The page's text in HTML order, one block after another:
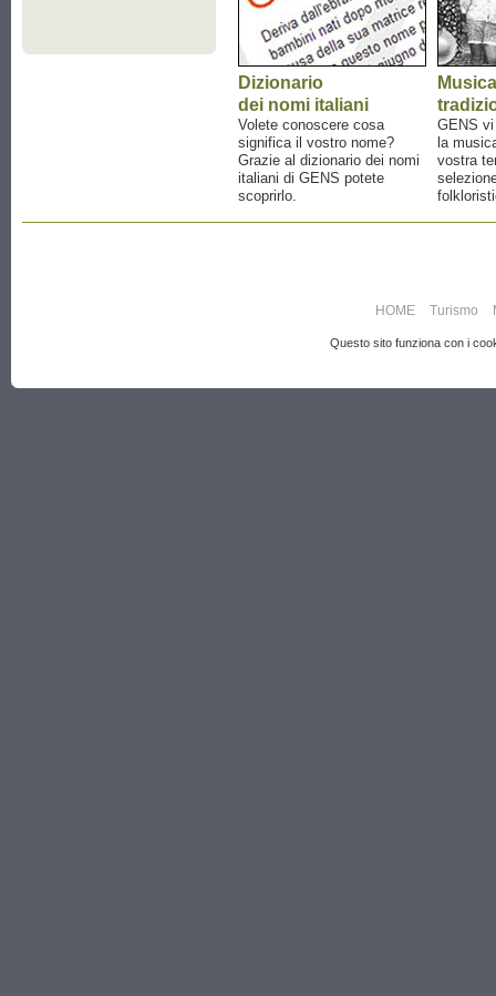
Dizionario
dei nomi italiani
Volete conoscere cosa
significa il vostro nome?
Grazie al dizionario dei nomi
italiani di GENS potete
scoprirlo.
Musica
GENS
la
vostra
HOME Turismo
Questo sito funziona con i